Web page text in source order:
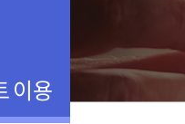
이용